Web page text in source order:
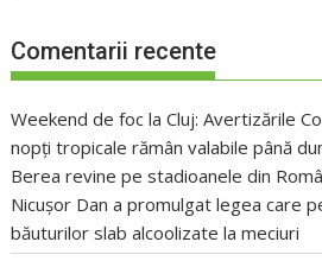
Comentarii recente
Weekend de foc la Cluj: Avertizările
nopți tropicale rămân valabile până
Berea revine pe stadioanele din
Nicușor Dan a promulgat legea care
băuturilor slab alcoolizate la meciuri